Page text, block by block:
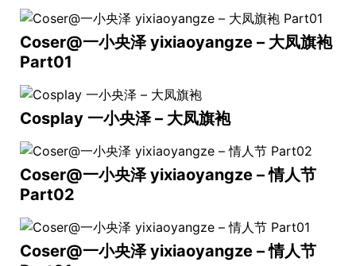
Coser@一小央泽 yixiaoyangze – 大凤旗袍
Part01
Cosplay 一小央泽 – 大凤旗袍
Coser@一小央泽 yixiaoyangze – 情人节
Part02
Coser@一小央泽 yixiaoyangze – 情人节